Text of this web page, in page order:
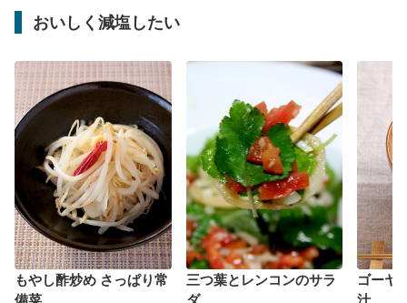
おいしく減塩したい
もやし酢炒め さっぱり常
備菜
三つ葉とレンコンのサラ
ダ
ゴーヤ
汁